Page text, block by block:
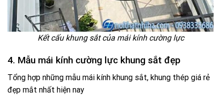
Kết cấu khung sắt của mái kính cường lực
4. Mẫu mái kính cường lực khung sắt đẹp
Tổng hợp những mẫu mái kính khung sắt, khung thép giá rẻ
đẹp mắt nhất hiện nay